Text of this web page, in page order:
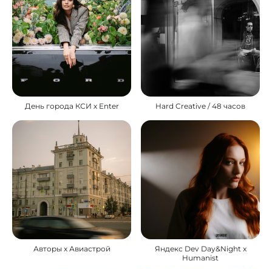
День города КСИ х Enter Hard Creative / 48 часов
Авторы х Авиастрой
Яндекс Dev Day&Night x
Humanist